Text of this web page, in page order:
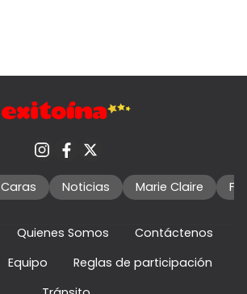
Caras Noticias Marie Claire
Quienes Somos
Contáctenos
Equipo
Reglas de participación